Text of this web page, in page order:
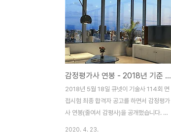
어요. 그래서 표준지 공시지가를 알아야 합니
다. 2019년 기준으로 우리나라는 3535만
필지라고 합니다. 그중에서 표준지로 50만
필지를 정해 놨어요. 계산해 보면 70필지 중
1개에 해당하는데 비슷한 위치의 비슷한 땅
들을 묶어서 대표 예라고 정한 거죠. 이걸 표
준제라고 합니다. 매년 1월 1일에 국토부 장
관이 표준지의 공시지가를 공시해요. 이 가격
으로 개별공시지가가 나오는 겁니다. 개별공
시지가는 표준지하고 비교..
감정평가사 연봉 - 2018년 기준 평균 6500만원
2018년 5월 18일 큐넷이 기술사 114회 면
접시험 최종 합격자 공고를 하면서 감정평가
사 연봉(줄여서 감평사)을 공개했습니다. 감
2020. 4. 23.